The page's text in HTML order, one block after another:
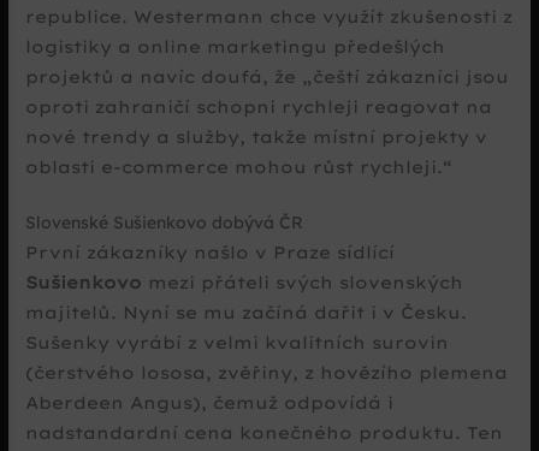
republice. Westermann chce využít zkušenosti z
logistiky a online marketingu předešlých
projektů a navíc doufá, že
čeští zákazníci jsou
oproti zahraničí schopni rychleji reagovat na
nové trendy a služby, takže místní projekty v
oblasti e-commerce mohou růst rychleji.
Slovenské Sušienkovo dobývá ČR
První zákazníky našlo v Praze sídlící
Sušienkovo mezi přáteli svých slovenských
majitelů. Nyní se mu začíná dařit i v Česku.
Sušenky vyrábí z velmi kvalitních surovin
(čerstvého lososa, zvěřiny, z hovězího plemena
Aberdeen Angus), čemuž odpovídá i
nadstandardní cena konečného produktu. Ten